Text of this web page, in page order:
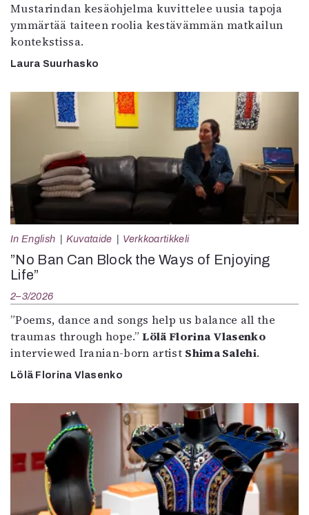
Mustarindan kesäohjelma kuvittelee uusia tapoja
ymmärtää taiteen roolia kestävämmän matkailun
kontekstissa.
Laura Suurhasko
In English Kuvataide Verkkoartikkeli
”No Ban Can Block the Ways of Enjoying
Life”
2–3/2026
”Poems, dance and songs help us balance all the
traumas through hope.”Lölä Florina Vlasenko
interviewed Iranian-born artist Shima Salehi.
Lölä Florina Vlasenko